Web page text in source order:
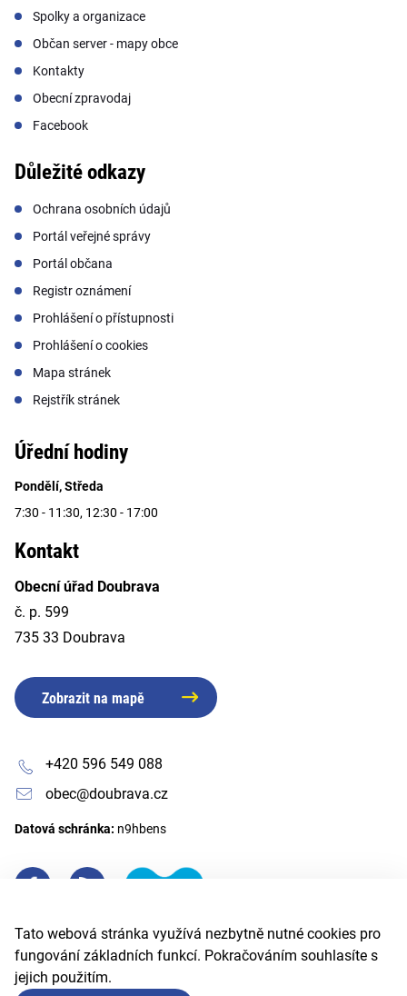
Tato webová stránka využívá nezbytně nutné cookies pro
fungování základních funkcí. Pokračováním souhlasíte s
jejich použitím.
Spolky a organizace
Občan server - mapy obce
Kontakty
Obecní zpravodaj
Facebook
Důležité odkazy
Ochrana osobních údajů
Portál veřejné správy
Portál občana
Registr oznámení
Prohlášení o přístupnosti
Prohlášení o cookies
Mapa stránek
Rejstřík stránek
Úřední hodiny
Pondělí, Středa
7:30 - 11:30, 12:30 - 17:00
Kontakt
Obecní úřad Doubrava
č. p. 599
735 33 Doubrava
Zobrazit na mapě
+420 596 549 088
obec@doubrava.cz
Datová schránka: n9hbens